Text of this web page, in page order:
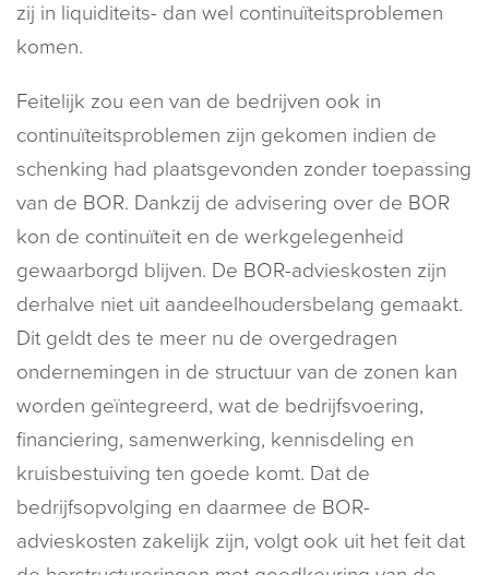
zij in liquiditeits- dan wel continuïteitsproblemen
komen.
Feitelijk zou een van de bedrijven ook in
continuïteitsproblemen zijn gekomen indien de
schenking had plaatsgevonden zonder toepassing
van de BOR. Dankzij de advisering over de BOR
kon de continuïteit en de werkgelegenheid
gewaarborgd blijven. De BOR-advieskosten zijn
derhalve niet uit aandeelhoudersbelang gemaakt.
Dit geldt des te meer nu de overgedragen
ondernemingen in de structuur van de zonen kan
worden geïntegreerd, wat de bedrijfsvoering,
financiering, samenwerking, kennisdeling en
kruisbestuiving ten goede komt. Dat de
bedrijfsopvolging en daarmee de BOR-
advieskosten zakelijk zijn, volgt ook uit het feit dat